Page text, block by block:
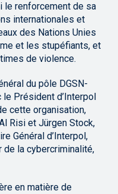
le renforcement de sa
internationales et
des Nations Unies
et les stupéfiants, et
de violence.
du pôle DGSN-
Président d’Interpol
cette organisation,
Risi et Jürgen Stock,
Général d’Interpol,
de la cybercriminalité,
en matière de